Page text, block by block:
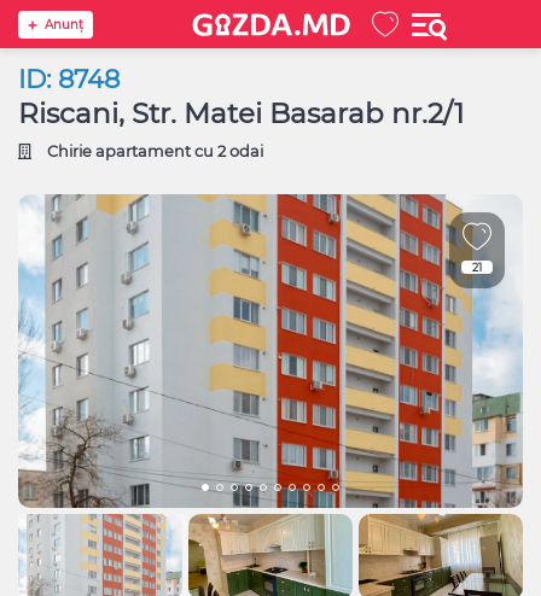
Anunţ
ID: 8748
Riscani, Str. Matei Basarab nr.2/1
Chirie apartament cu 2 odai
21